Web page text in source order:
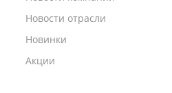
Новости отрасли
Новинки
Акции